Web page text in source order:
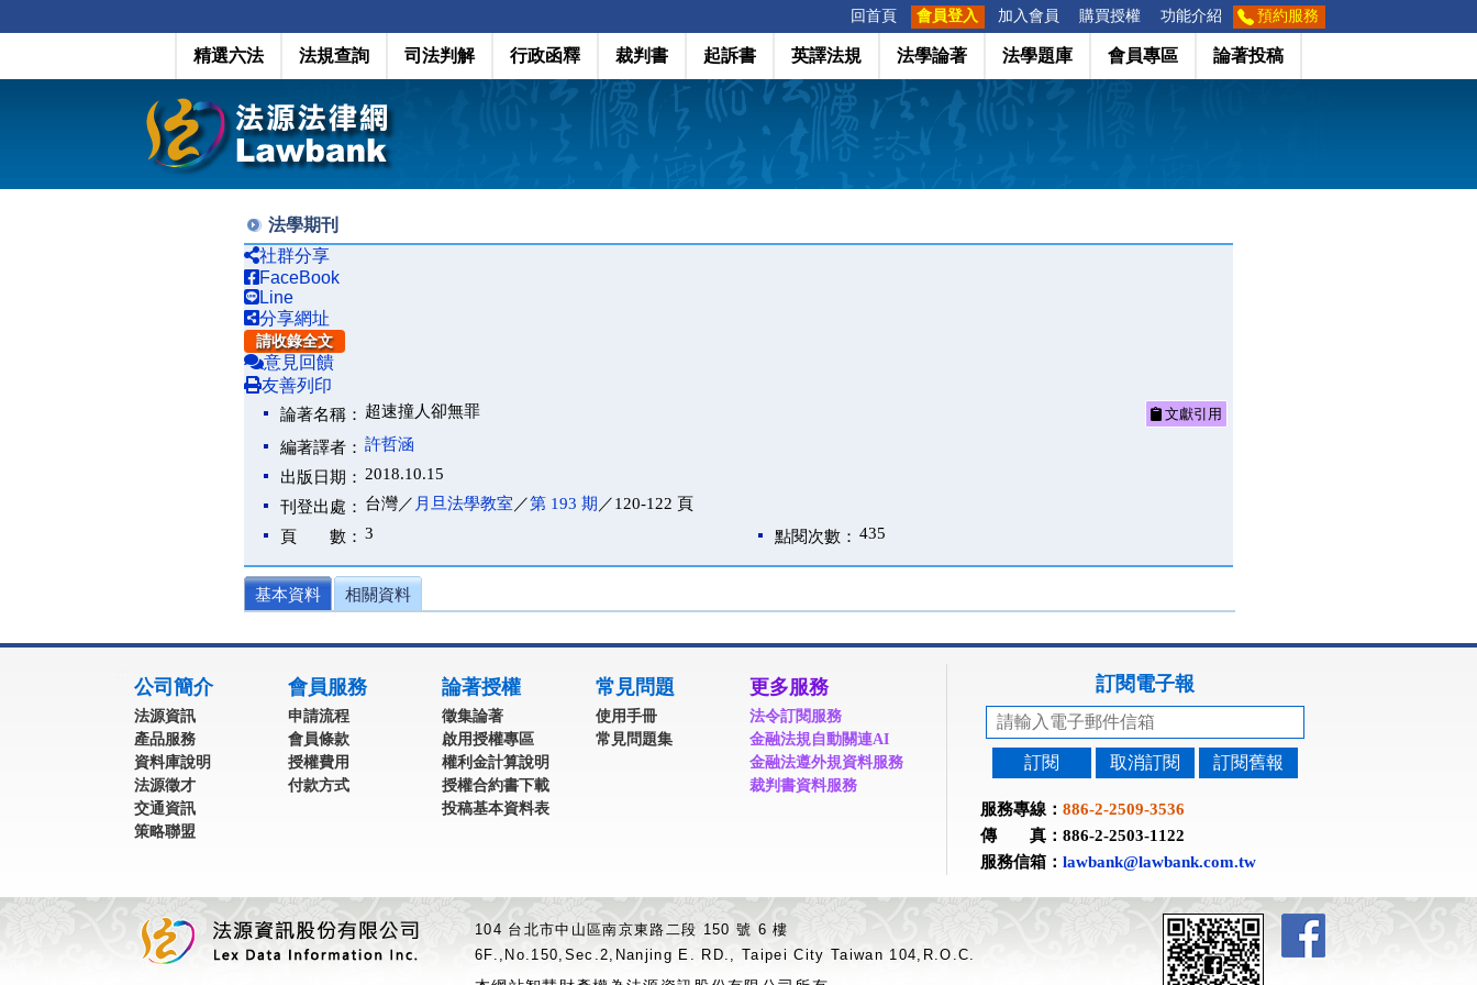
回首頁 會員登入 加入會員 購買授權 功能介紹 預約服務
精選六法 法規查詢 司法判解 行政函釋 裁判書 起訴書 英譯法規 法學論著 法學題庫 會員專區 論著投稿
法學期刊
社群分享
FaceBook
Line
分享網址
請收錄全文
意見回饋
友善列印
論著名稱： 超速撞人卻無罪 文獻引用
編著譯者： 許哲涵
出版日期： 2018.10.15
刊登出處： 台灣／ 月旦法學教室 ／第 193 期 ／120-122 頁
頁 數： 3 點閱次數： 435
基本資料 相關資料
公司簡介
法源資訊
產品服務
資料庫說明
法源徵才
交通資訊
策略聯盟
會員服務
申請流程
會員條款
授權費用
付款方式
論著授權
徵集論著
啟用授權專區
權利金計算說明
授權合約書下載
投稿基本資料表
常見問題
使用手冊
常見問題集
更多服務
法令訂閱服務
金融法規自動關連AI
金融法遵外規資料服務
裁判書資料服務
訂閱電子報
訂閱 取消訂閱 訂閱舊報
服務專線： 886-2-2509-3536
傳 真：886-2-2503-1122
服務信箱： lawbank@lawbank.com.tw
104 台北市中山區南京東路二段 150 號 6 樓
6F.,No.150,Sec.2,Nanjing E. RD., Taipei City Taiwan 104,R.O.C.